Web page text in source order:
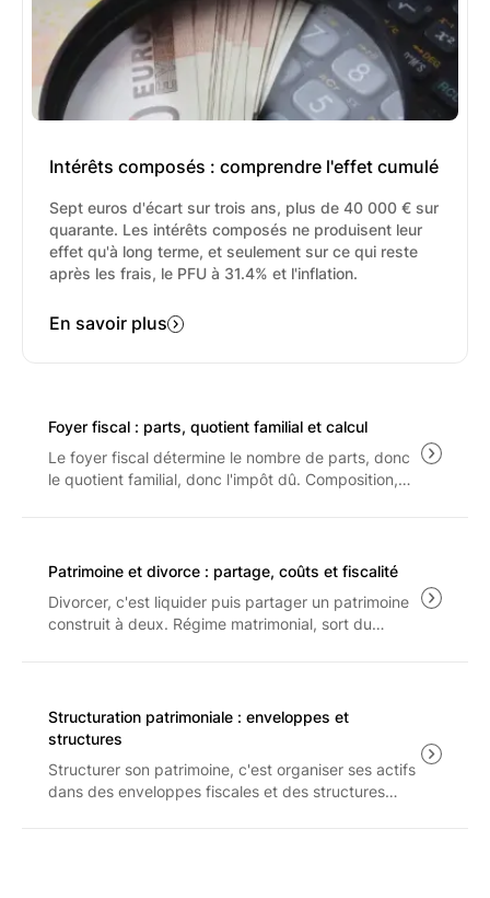
grâce à la perception de commissions de la
part de ses partenaires, changeant ainsi de
manière significative la relation client. Pour les
Conseillers en Gestion de Patrimoine
Indépendants (CGPI), la perception de
soient redistribuées au client.
Intérêts composés : comprendre l'effet cumulé
Sept euros d'écart sur trois ans, plus de 40 000 € sur
quarante. Les intérêts composés ne produisent leur
effet qu'à long terme, et seulement sur ce qui reste
après les frais, le PFU à 31.4% et l'inflation.
En savoir plus
Foyer fiscal : parts, quotient familial et calcul
Le foyer fiscal détermine le nombre de parts, donc
le quotient familial, donc l'impôt dû. Composition,
Patrimoine et divorce : partage, coûts et fiscalité
Divorcer, c'est liquider puis partager un patrimoine
construit à deux. Régime matrimonial, sort du
Structuration patrimoniale : enveloppes et
structures
Structurer son patrimoine, c'est organiser ses actifs
dans des enveloppes fiscales et des structures